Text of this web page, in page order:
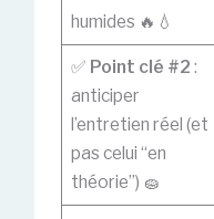
humides 🔥💧
✅ Point clé #2 :
anticiper
l’entretien réel (et
pas celui “en
théorie”) 🧽